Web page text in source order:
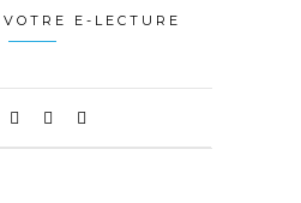
E-LECTURE